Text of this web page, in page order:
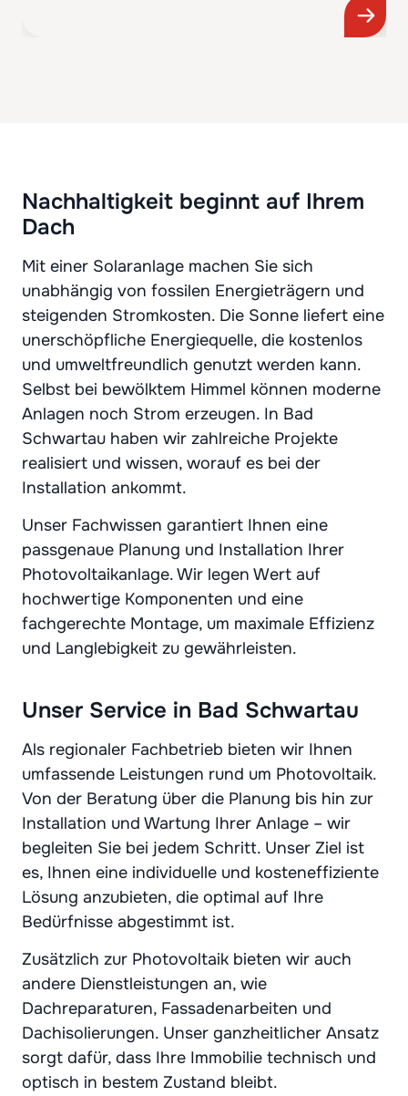
Nachhaltigkeit beginnt auf Ihrem
Dach
Mit einer Solaranlage machen Sie sich
unabhängig von fossilen Energieträgern und
steigenden Stromkosten. Die Sonne liefert eine
unerschöpfliche Energiequelle, die kostenlos
und umweltfreundlich genutzt werden kann.
Selbst bei bewölktem Himmel können moderne
Anlagen noch Strom erzeugen. In Bad
Schwartau haben wir zahlreiche Projekte
realisiert und wissen, worauf es bei der
Installation ankommt.
Unser Fachwissen garantiert Ihnen eine
passgenaue Planung und Installation Ihrer
Photovoltaikanlage. Wir legen Wert auf
hochwertige Komponenten und eine
fachgerechte Montage, um maximale Effizienz
und Langlebigkeit zu gewährleisten.
Unser Service in Bad Schwartau
Als regionaler Fachbetrieb bieten wir Ihnen
umfassende Leistungen rund um Photovoltaik.
Von der Beratung über die Planung bis hin zur
Installation und Wartung Ihrer Anlage – wir
begleiten Sie bei jedem Schritt. Unser Ziel ist
es, Ihnen eine individuelle und kosteneffiziente
Lösung anzubieten, die optimal auf Ihre
Bedürfnisse abgestimmt ist.
Zusätzlich zur Photovoltaik bieten wir auch
andere Dienstleistungen an, wie
Dachreparaturen, Fassadenarbeiten und
Dachisolierungen. Unser ganzheitlicher Ansatz
sorgt dafür, dass Ihre Immobilie technisch und
optisch in bestem Zustand bleibt.